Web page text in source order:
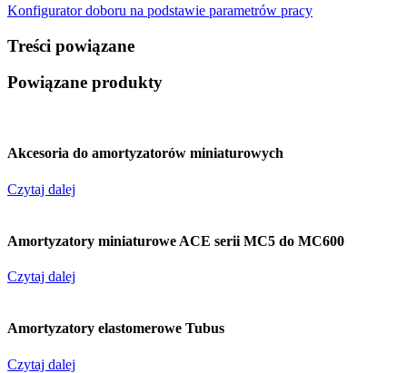
Konfigurator doboru na podstawie parametrów pracy
Treści powiązane
Powiązane produkty
Akcesoria do amortyzatorów miniaturowych
Czytaj dalej
Amortyzatory miniaturowe ACE serii MC5 do MC600
Czytaj dalej
Amortyzatory elastomerowe Tubus
Czytaj dalej